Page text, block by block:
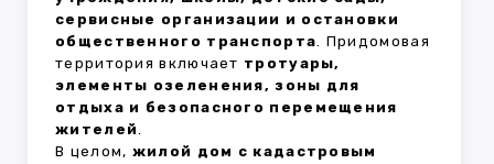
сервисные организации и остановки
общественного транспорта. Придомовая
территория включает тротуары,
элементы озеленения, зоны для
отдыха и безопасного перемещения
жителей.
В целом, жилой дом с кадастровым